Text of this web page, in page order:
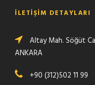
İLETİŞİM DETAYLARI
Altay Mah. Söğüt
ANKARA
+90 (312)502 11 99